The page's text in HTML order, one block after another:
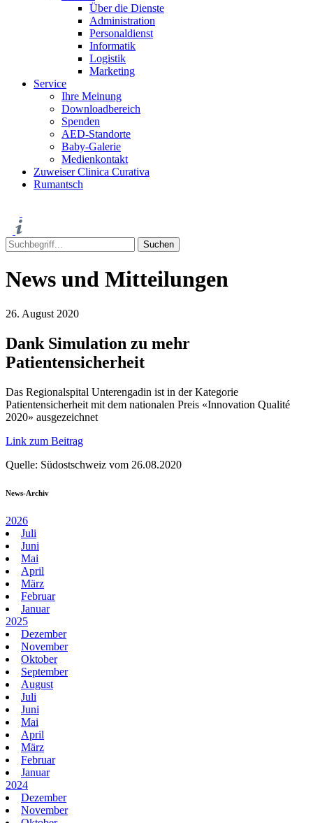
Über die Dienste
Administration
Personaldienst
Informatik
Logistik
Marketing
Service
Ihre Meinung
Downloadbereich
Spenden
AED-Standorte
Baby-Galerie
Medienkontakt
Zuweiser Clinica Curativa
Rumantsch
News und Mitteilungen
26. August 2020
Dank Simulation zu mehr
Patientensicherheit
Das Regionalspital Unterengadin ist in der Kategorie
Patientensicherheit mit dem nationalen Preis «Innovation Qualité
2020» ausgezeichnet
Link zum Beitrag
Quelle: Südostschweiz vom 26.08.2020
News-Archiv
2026
Juli
Juni
Mai
April
März
Februar
Januar
2025
Dezember
November
Oktober
September
August
Juli
Juni
Mai
April
März
Februar
Januar
2024
Dezember
November